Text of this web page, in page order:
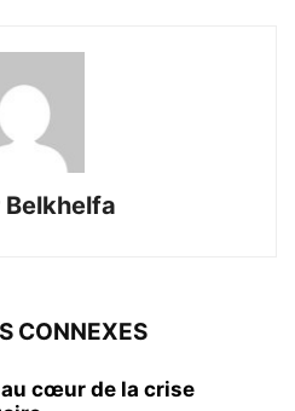
CONNEXES
cœur de la crise